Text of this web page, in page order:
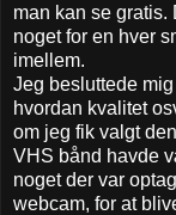
man kan se
noget for en hver
imellem.
Jeg besluttede
hvordan kvalitet
om jeg fik valgt
VHS bånd havde
noget der var
webcam, for at